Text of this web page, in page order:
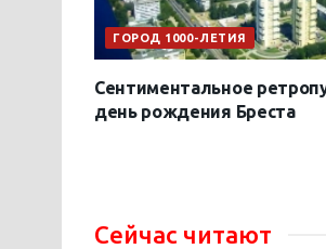
ГОРОД 1000-ЛЕТИЯ
Сентиментальное
день рождения Бреста
Сейчас читают